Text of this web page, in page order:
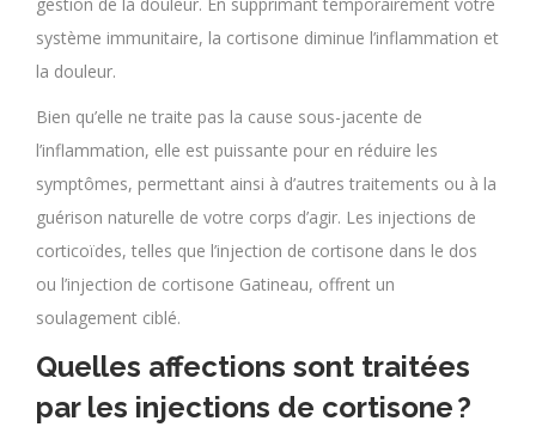
système immunitaire, la cortisone diminue l’inflammation et
la douleur.
Bien qu’elle ne traite pas la cause sous-jacente de
l’inflammation, elle est puissante pour en réduire les
symptômes, permettant ainsi à d’autres traitements ou à la
guérison naturelle de votre corps d’agir. Les injections de
corticoïdes, telles que l’injection de cortisone dans le dos
ou l’injection de cortisone Gatineau, offrent un
soulagement ciblé.
Quelles affections sont traitées
par les injections de cortisone ?